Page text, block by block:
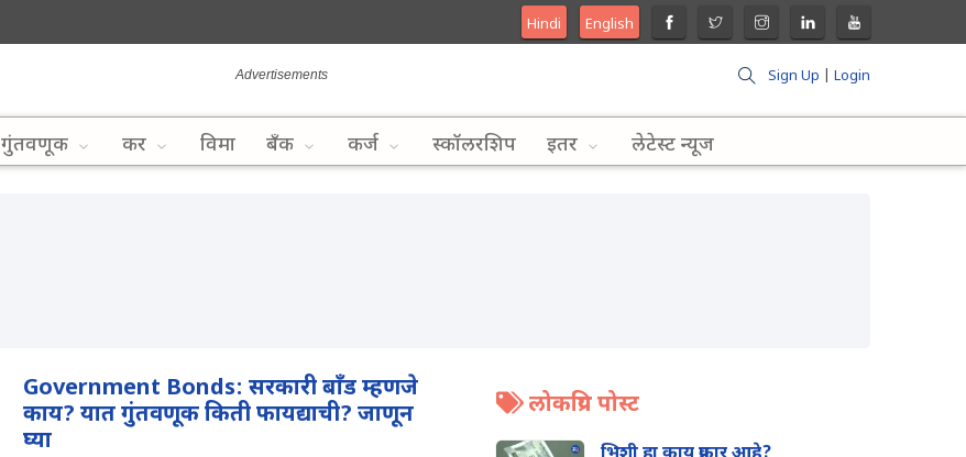
Hindi English
Sign Up Login
गुंतवणूक कर विमा बँक कर्ज स्कॉलरशिप इतर लेटेस्ट न्यूज
Government Bonds: सरकारी बाँड म्हणजे
काय? यात गुंतवणूक किती फायद्याची? जाणून
घ्या
लोकप्रिय पोस्ट